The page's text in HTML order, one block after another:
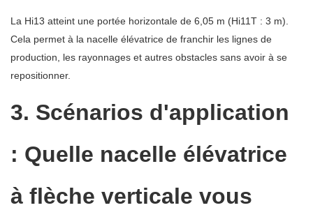
La Hi13 atteint une portée horizontale de 6,05 m (Hi11T : 3 m).
Cela permet à la nacelle élévatrice de franchir les lignes de
production, les rayonnages et autres obstacles sans avoir à se
repositionner.
3. Scénarios d'application
: Quelle nacelle élévatrice
à flèche verticale vous